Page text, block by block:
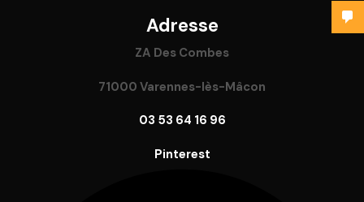
Adresse
ZA Des Combes
71000 Varennes-lès-Mâcon
03 53 64 16 96
Pinterest